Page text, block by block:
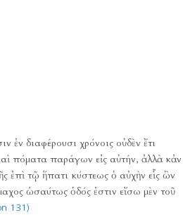
ἐν διαφέρουσι χρόνοις οὐδὲν ἔτι
πόματα παράγων εἰς αὐτήν, ἀλλὰ κἀν
ἐπὶ τῷ ἥπατι κύστεως ὁ αὐχὴν εἷς ὢν
ὡσαύτως ὁδός ἐστιν εἴσω μὲν τοῦ
131)